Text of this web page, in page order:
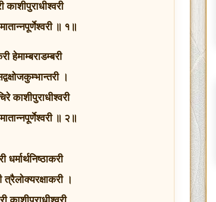
॥ १॥
हेमाम्बराडम्बरी
।
काशीपुराधीश्वरी
॥ २॥
धर्मार्थनिष्ठाकरी
त्रैलोक्यरक्षाकरी ।